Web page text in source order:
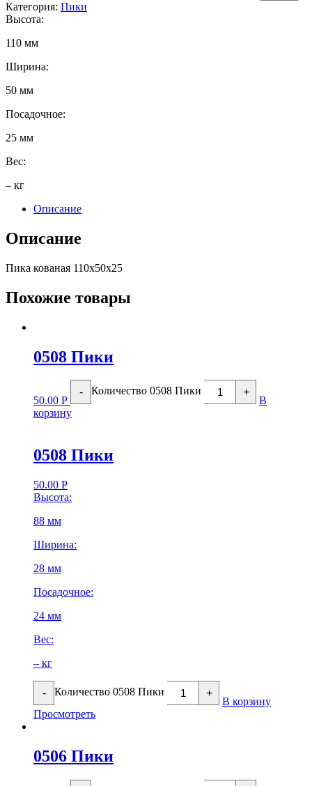
Категория: Пики
Высота:
110 мм
Ширина:
50 мм
Посадочное:
25 мм
Вес:
– кг
Описание
Описание
Пика кованая 110х50х25
Похожие товары
0508 Пики
50.00 Р
- Количество 0508 Пики +
В
корзину
0508 Пики
50.00 Р
Высота:
88 мм
Ширина:
28 мм
Посадочное:
24 мм
Вес:
– кг
- Количество 0508 Пики +
В корзину
Просмотреть
0506 Пики